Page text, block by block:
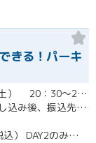
きる！パーキ
10/24（土)、10/31（土） 20：30～22：00開催
ZOOMにて開催。お申し込み後、振込先の案内メールをお送り致します。
DAY1のみ ¥4,980（税込） DAY2のみ ¥4,980（税込） 2日間セット ¥7,980（税込）